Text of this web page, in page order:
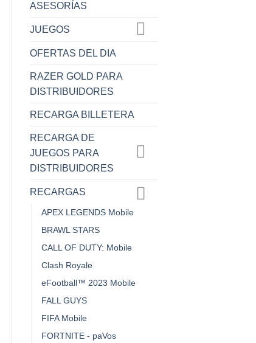
ASESORÍAS
JUEGOS
OFERTAS DEL DIA
RAZER GOLD PARA
DISTRIBUIDORES
RECARGA BILLETERA
RECARGA DE
JUEGOS PARA
DISTRIBUIDORES
RECARGAS
APEX LEGENDS Mobile
BRAWL STARS
CALL OF DUTY: Mobile
Clash Royale
eFootball™ 2023 Mobile
FALL GUYS
FIFA Mobile
FORTNITE - paVos